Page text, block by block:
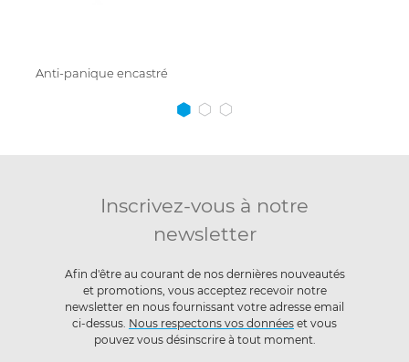
Anti-panique encastré
Inscrivez-vous à notre
newsletter
Afin d'être au courant de nos dernières nouveautés
et promotions, vous acceptez recevoir notre
newsletter en nous fournissant votre adresse email
ci-dessus. Nous respectons vos données et vous
pouvez vous désinscrire à tout moment.